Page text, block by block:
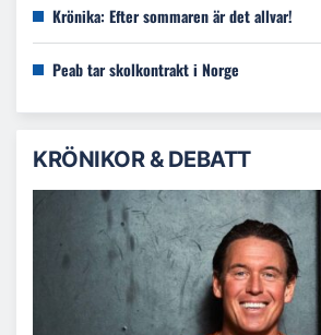
Krönika: Efter sommaren är det allvar!
Peab tar skolkontrakt i Norge
KRÖNIKOR & DEBATT